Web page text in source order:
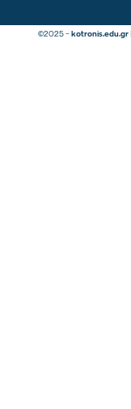
©2025 – kotronis.edu.gr